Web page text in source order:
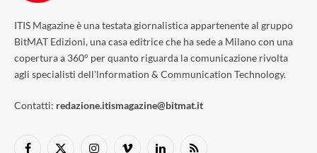
ITIS Magazine è una testata giornalistica appartenente al gruppo
BitMAT Edizioni, una casa editrice che ha sede a Milano con una
copertura a 360° per quanto riguarda la comunicazione rivolta
agli specialisti dell'lnformation & Communication Technology.
Contatti: redazione.itismagazine@bitmat.it